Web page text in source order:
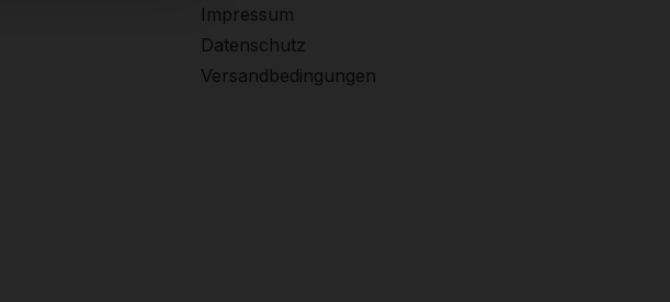
Impressum
Datenschutz
Versandbedingungen